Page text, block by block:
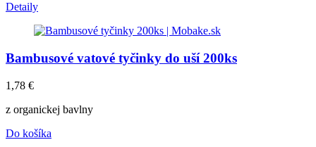
Detaily
Bambusové vatové tyčinky do uší 200ks
1,78 €
z organickej bavlny
Do košíka